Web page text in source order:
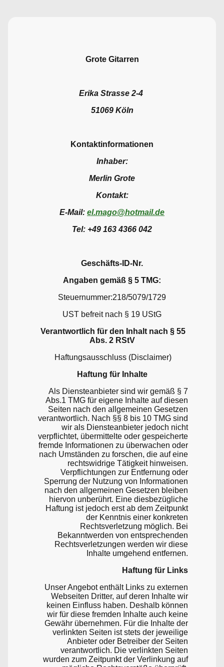
Grote Gitarren
Erika Strasse 2-4
51069 Köln
Kontaktinformationen
Inhaber:
Merlin Grote
Kontakt:
E-Mail: el.mago@hotmail.de
Tel: +49 163 4366 042
Geschäfts-ID-Nr.
Angaben gemäß § 5 TMG:
Steuernummer:218/5079/1729
UST befreit nach § 19 UStG
Verantwortlich für den Inhalt nach § 55
Abs. 2 RStV
Haftungsausschluss (Disclaimer)
Haftung für Inhalte
Als Diensteanbieter sind wir gemäß § 7
Abs.1 TMG für eigene Inhalte auf diesen
Seiten nach den allgemeinen Gesetzen
verantwortlich. Nach §§ 8 bis 10 TMG sind
wir als Diensteanbieter jedoch nicht
verpflichtet, übermittelte oder gespeicherte
fremde Informationen zu überwachen oder
nach Umständen zu forschen, die auf eine
rechtswidrige Tätigkeit hinweisen.
Verpflichtungen zur Entfernung oder
Sperrung der Nutzung von Informationen
nach den allgemeinen Gesetzen bleiben
hiervon unberührt. Eine diesbezügliche
Haftung ist jedoch erst ab dem Zeitpunkt
der Kenntnis einer konkreten
Rechtsverletzung möglich. Bei
Bekanntwerden von entsprechenden
Rechtsverletzungen werden wir diese
Inhalte umgehend entfernen.
Haftung für Links
Unser Angebot enthält Links zu externen
Webseiten Dritter, auf deren Inhalte wir
keinen Einfluss haben. Deshalb können
wir für diese fremden Inhalte auch keine
Gewähr übernehmen. Für die Inhalte der
verlinkten Seiten ist stets der jeweilige
Anbieter oder Betreiber der Seiten
verantwortlich. Die verlinkten Seiten
wurden zum Zeitpunkt der Verlinkung auf